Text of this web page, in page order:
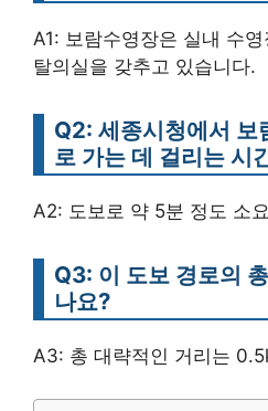
A1: 보람수영장은 실내 수
탈의실을 갖추고 있습니다.
Q2: 세종시청에서 보
로 가는 데 걸리는 시
A2: 도보로 약 5분 정도 소
Q3: 이 도보 경로의
나요?
A3: 총 대략적인 거리는